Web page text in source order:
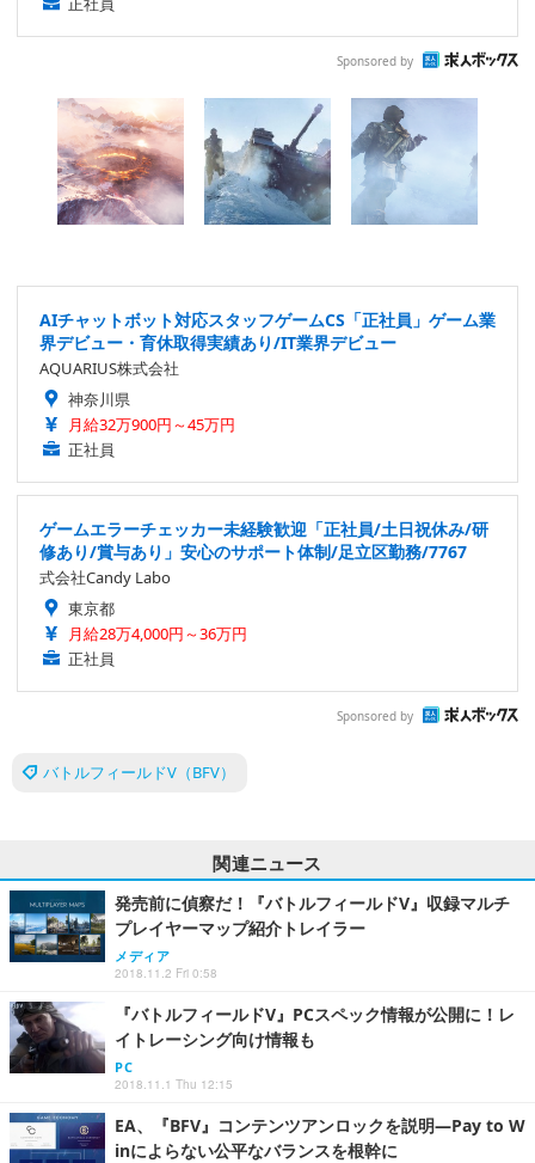
Sponsored by
AIチャットボット対応スタッフゲームCS「正社員」ゲーム業
界デビュー・育休取得実績あり/IT業界デビュー
AQUARIUS株式会社
神奈川県
月給32万900円～45万円
正社員
ゲームエラーチェッカー未経験歓迎「正社員/土日祝休み/研
修あり/賞与あり」安心のサポート体制/足立区勤務/7767
式会社Candy Labo
東京都
月給28万4,000円～36万円
正社員
Sponsored by
バトルフィールドV（BFV）
関連ニュース
発売前に偵察だ！『バトルフィールドV』収録マルチ
プレイヤーマップ紹介トレイラー
メディア
2018.11.2 Fri 0:58
『バトルフィールドV』PCスペック情報が公開に！レ
イトレーシング向け情報も
PC
2018.11.1 Thu 12:15
EA、『BFV』コンテンツアンロックを説明―Pay to W
inによらない公平なバランスを根幹に